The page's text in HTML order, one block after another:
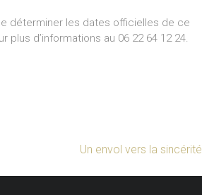
déterminer les dates officielles de ce
d’informations au 06 22 64 12 24.
Un envol vers la sincérité